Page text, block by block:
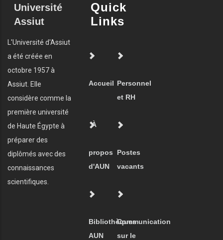
Université
Assiut
L'Université d'Assiut
a été créée en
octobre 1957 à
Assiut. Elle
considère comme la
première université
de Haute Égypte à
préparer des
diplômés avec des
connaissances
scientifiques.
Quick
Links
Accueil Personnel
et RH
À
propos
d'AUN
Postes
vacants
Bibliothèques
AUN
Communication
sur le